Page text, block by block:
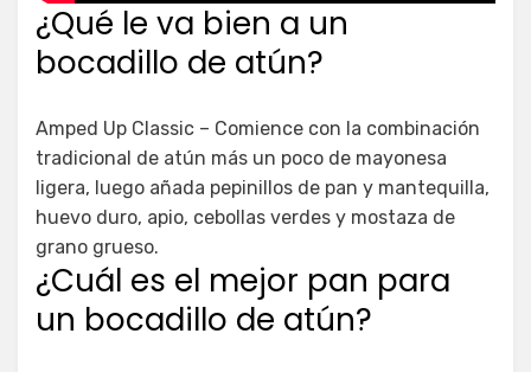
¿Qué le va bien a un
bocadillo de atún?
Amped Up Classic – Comience con la combinación
tradicional de atún más un poco de mayonesa
ligera, luego añada pepinillos de pan y mantequilla,
huevo duro, apio, cebollas verdes y mostaza de
grano grueso.
¿Cuál es el mejor pan para
un bocadillo de atún?